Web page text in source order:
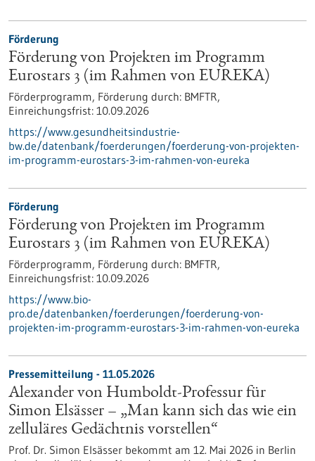
Förderung
Förderung von Projekten im Programm
Eurostars 3 (im Rahmen von EUREKA)
Förderprogramm, Förderung durch: BMFTR,
Einreichungsfrist: 10.09.2026
https://www.gesundheitsindustrie-
bw.de/datenbank/foerderungen/foerderung-von-projekten-
im-programm-eurostars-3-im-rahmen-von-eureka
Förderung
Förderung von Projekten im Programm
Eurostars 3 (im Rahmen von EUREKA)
Förderprogramm, Förderung durch: BMFTR,
Einreichungsfrist: 10.09.2026
https://www.bio-
pro.de/datenbanken/foerderungen/foerderung-von-
projekten-im-programm-eurostars-3-im-rahmen-von-eureka
Pressemitteilung - 11.05.2026
Alexander von Humboldt-Professur für
Simon Elsässer – „Man kann sich das wie ein
zelluläres Gedächtnis vorstellen“
Prof. Dr. Simon Elsässer bekommt am 12. Mai 2026 in Berlin